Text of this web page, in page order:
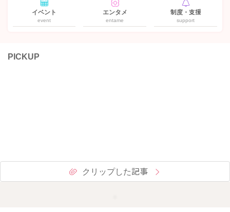
イベント
event
エンタメ
entame
制度・支援
support
PICKUP
クリップした記事